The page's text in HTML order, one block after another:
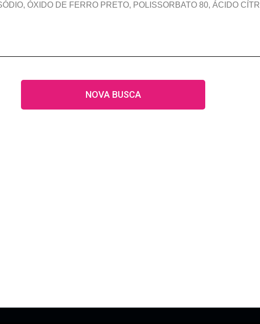
ÓXIDO DE FERRO PRETO, POLISSORBATO 80, ÁCIDO
NOVA BUSCA